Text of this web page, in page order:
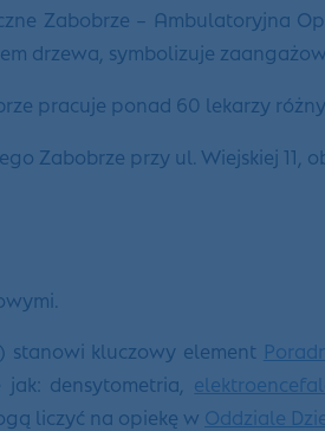
Zabobrze – Ambulatoryjna
drzewa, symbolizuje
pracuje ponad 60 lekarzy
Zabobrze przy ul. Wiejskiej 11,
stanowi kluczowy element
densytometria,
liczyć na opiekę w Oddziale